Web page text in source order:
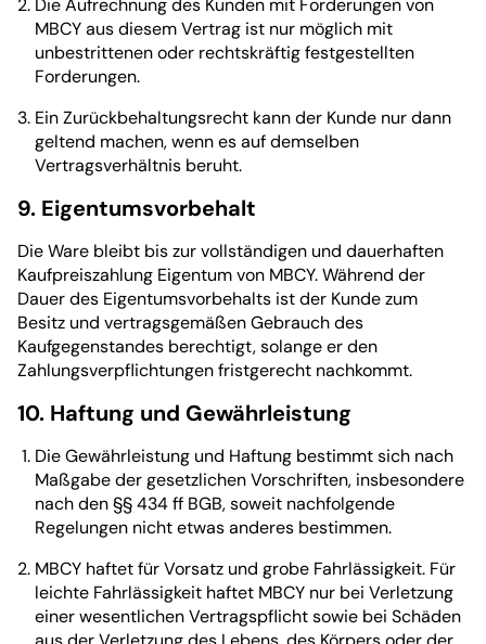
MBCY aus diesem Vertrag ist nur möglich mit
unbestrittenen oder rechtskräftig festgestellten
Forderungen.
Ein Zurückbehaltungsrecht kann der Kunde nur dann
geltend machen, wenn es auf demselben
Vertragsverhältnis beruht.
9. Eigentumsvorbehalt
Die Ware bleibt bis zur vollständigen und dauerhaften
Kaufpreiszahlung Eigentum von MBCY. Während der
Dauer des Eigentumsvorbehalts ist der Kunde zum
Besitz und vertragsgemäßen Gebrauch des
Kaufgegenstandes berechtigt, solange er den
Zahlungsverpflichtungen fristgerecht nachkommt.
10. Haftung und Gewährleistung
Die Gewährleistung und Haftung bestimmt sich nach
Maßgabe der gesetzlichen Vorschriften, insbesondere
nach den §§ 434 ff BGB, soweit nachfolgende
Regelungen nicht etwas anderes bestimmen.
MBCY haftet für Vorsatz und grobe Fahrlässigkeit. Für
leichte Fahrlässigkeit haftet MBCY nur bei Verletzung
einer wesentlichen Vertragspflicht sowie bei Schäden